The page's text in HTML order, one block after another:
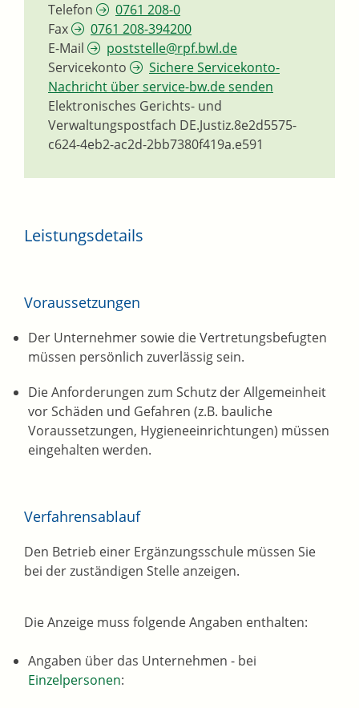
Telefon
0761 208-0
Fax
0761 208-394200
E-Mail
poststelle@rpf.bwl.de
Servicekonto
Sichere Servicekonto-
Nachricht über service-bw.de senden
Elektronisches Gerichts- und
Verwaltungspostfach DE.Justiz.8e2d5575-
c624-4eb2-ac2d-2bb7380f419a.e591
Leistungsdetails
Voraussetzungen
Der Unternehmer sowie die Vertretungsbefugten
müssen persönlich zuverlässig sein.
Die Anforderungen zum Schutz der Allgemeinheit
vor Schäden und Gefahren (z.B. bauliche
Voraussetzungen, Hygieneeinrichtungen) müssen
eingehalten werden.
Verfahrensablauf
Den Betrieb einer Ergänzungsschule müssen Sie
bei der zuständigen Stelle anzeigen.
Die Anzeige muss folgende Angaben enthalten:
Angaben über das Unternehmen - bei
Einzelpersonen: